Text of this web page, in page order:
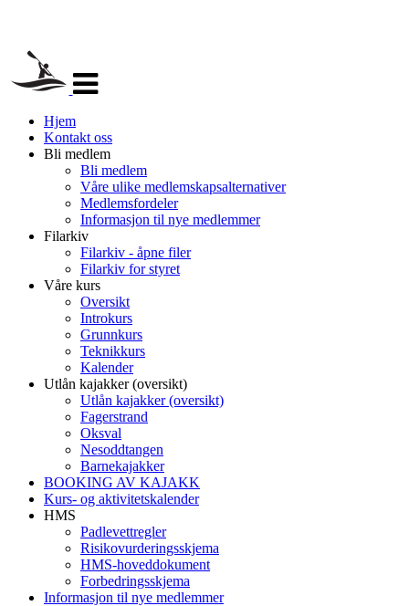
navigasjon
Hjem
Kontakt oss
Bli medlem
Bli medlem
Våre ulike medlemskapsalternativer
Medlemsfordeler
Informasjon til nye medlemmer
Filarkiv
Filarkiv - åpne filer
Filarkiv for styret
Våre kurs
Oversikt
Introkurs
Grunnkurs
Teknikkurs
Kalender
Utlån kajakker (oversikt)
Utlån kajakker (oversikt)
Fagerstrand
Oksval
Nesoddtangen
Barnekajakker
BOOKING AV KAJAKK
Kurs- og aktivitetskalender
HMS
Padlevettregler
Risikovurderingsskjema
HMS-hoveddokument
Forbedringsskjema
Informasjon til nye medlemmer